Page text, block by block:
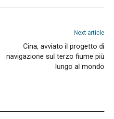
Next article
Cina, avviato il progetto di
navigazione sul terzo fiume più
lungo al mondo